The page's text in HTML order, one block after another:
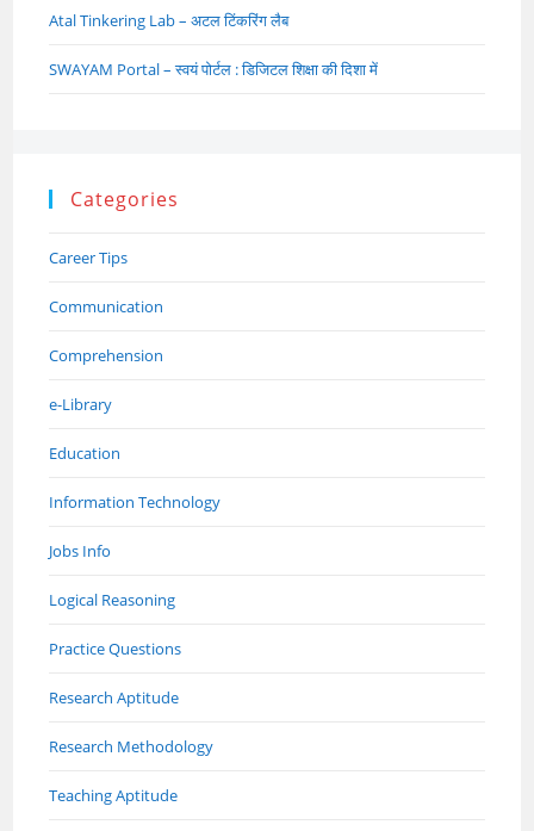
Atal Tinkering Lab – अटल टिंकरिंग लैब
SWAYAM Portal – स्वयं पोर्टल : डिजिटल शिक्षा की दिशा में
Categories
Career Tips
Communication
Comprehension
e-Library
Education
Information Technology
Jobs Info
Logical Reasoning
Practice Questions
Research Aptitude
Research Methodology
Teaching Aptitude